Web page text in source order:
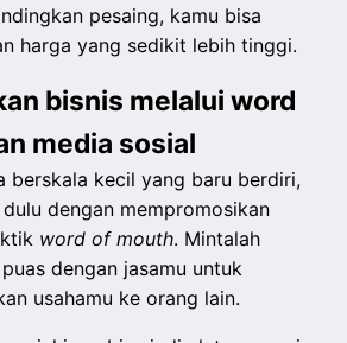
pesaing, kamu bisa
harga yang sedikit lebih tinggi.
bisnis melalui word
media sosial
berskala kecil yang baru berdiri,
dengan mempromosikan
word of mouth. Mintalah
dengan jasamu untuk
usahamu ke orang lain.